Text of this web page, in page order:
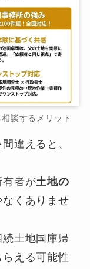
談するメリット
間違えると、
有者が土地の
なくありませ
土地国庫帰
える可能性